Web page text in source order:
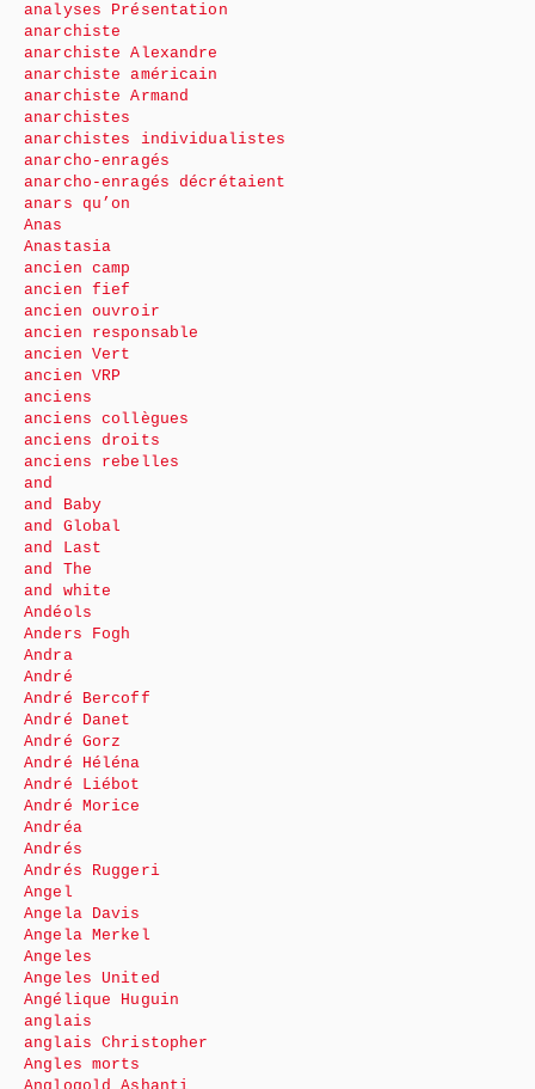
analyses Présentation
anarchiste
anarchiste Alexandre
anarchiste américain
anarchiste Armand
anarchistes
anarchistes individualistes
anarcho-enragés
anarcho-enragés décrétaient
anars qu’on
Anas
Anastasia
ancien camp
ancien fief
ancien ouvroir
ancien responsable
ancien Vert
ancien VRP
anciens
anciens collègues
anciens droits
anciens rebelles
and
and Baby
and Global
and Last
and The
and white
Andéols
Anders Fogh
Andra
André
André Bercoff
André Danet
André Gorz
André Héléna
André Liébot
André Morice
Andréa
Andrés
Andrés Ruggeri
Angel
Angela Davis
Angela Merkel
Angeles
Angeles United
Angélique Huguin
anglais
anglais Christopher
Angles morts